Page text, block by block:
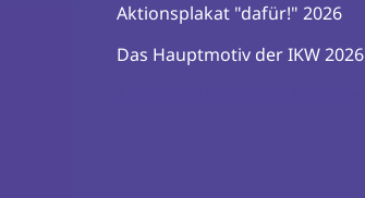
Aktionsplakat "dafür!" 2026
Das Hauptmotiv der IKW 2026